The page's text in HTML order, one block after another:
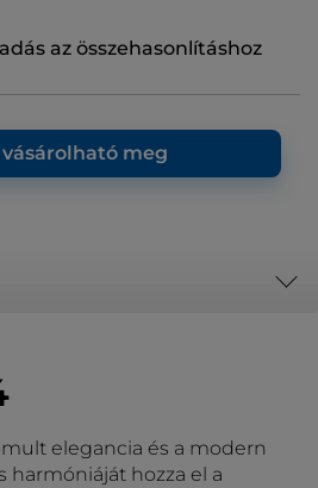
az összehasonlításhoz
vásárolható meg
elegancia és a modern
hozza el a